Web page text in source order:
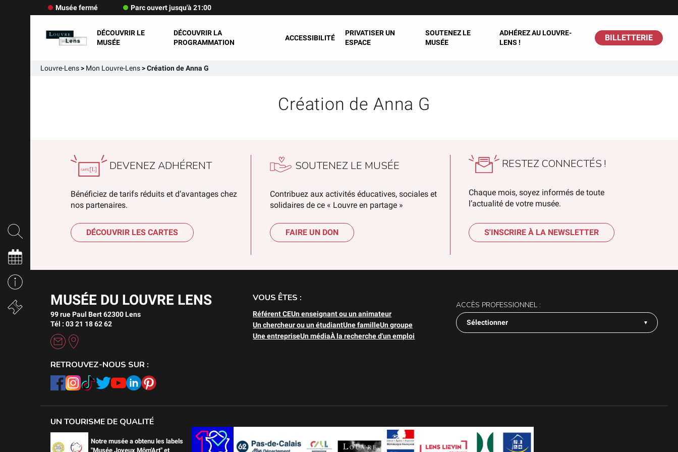
Musée fermé Parc ouvert jusqu'à 21:00
DÉCOUVRIR LE
MUSÉE
DÉCOUVRIR LA
PROGRAMMATION
ACCESSIBILITÉ
PRIVATISER UN
ESPACE
SOUTENEZ LE
MUSÉE
ADHÉREZ AU LOUVRE-
LENS !
BILLETTERIE
Louvre-Lens> Mon Louvre-Lens>Création de Anna G
Création de Anna G
DEVENEZ ADHÉRENT
Bénéficiez de tarifs réduits et d’avantages chez
nos partenaires.
DÉCOUVRIR LES CARTES
SOUTENEZ LE MUSÉE
Contribuez aux activités éducatives, sociales et
solidaires de ce « Louvre en partage »
FAIRE UN DON
RESTEZ CONNECTÉS !
Chaque mois, soyez informés de toute
l’actualité de votre musée.
S'INSCRIRE À LA NEWSLETTER
MUSÉE DU LOUVRE LENS
99 rue Paul Bert 62300 Lens
Tél : 03 21 18 62 62
RETROUVEZ-NOUS SUR :
VOUS ÊTES :
Référent CEUn enseignant ou un animateur
Un chercheur ou un étudiantUne familleUn groupe
Une entrepriseUn médiaÀ la recherche d'un emploi
ACCÈS PROFESSIONNEL :
Sélectionner
UN TOURISME DE QUALITÉ
Notre musée a obtenu les labels
"Musée Joyeux Môm'Art" et